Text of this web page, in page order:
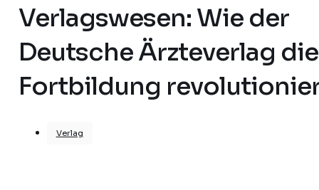
Verlagswesen: Wie der
Deutsche Ärzteverlag die
Fortbildung
Verlag